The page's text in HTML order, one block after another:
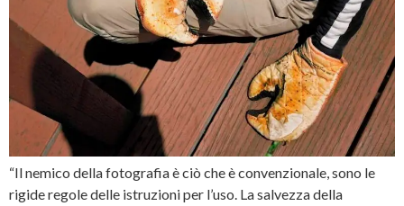
“Il nemico della fotografia è ciò che è convenzionale, sono le
rigide regole delle istruzioni per l’uso. La salvezza della